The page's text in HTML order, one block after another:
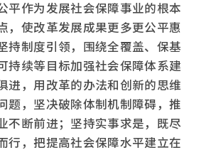
平作为发展社会保障事业的根本
，使改革发展成果更多更公平惠
持制度引领，围绕全覆盖、保基
持续等目标加强社会保障体系建
进，用改革的办法和创新的思维
题，坚决破除体制机制障碍，推
不断前进；坚持实事求是，既尽
行，把提高社会保障水平建立在